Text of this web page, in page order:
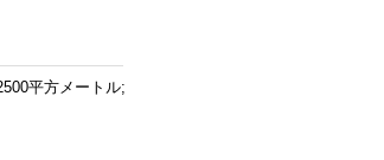
平方メートル;